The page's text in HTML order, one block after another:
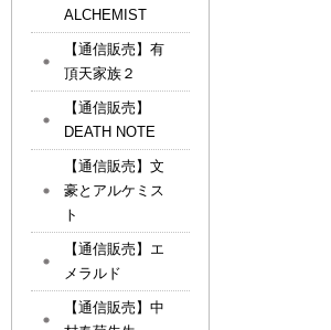
ALCHEMIST
【通信販売】有
頂天家族２
【通信販売】
DEATH NOTE
【通信販売】文
豪とアルケミス
ト
【通信販売】エ
メラルド
【通信販売】中